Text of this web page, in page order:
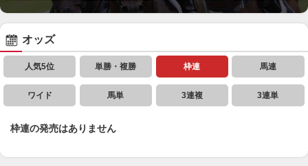
オッズ
人気5位 単勝・複勝 枠連 馬連
ワイド 馬単 3連複 3連単
枠連の発売はありません